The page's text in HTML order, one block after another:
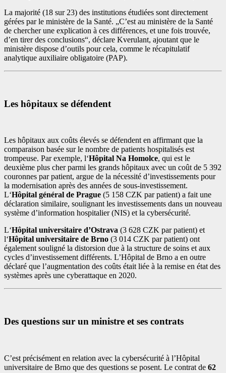
La majorité (18 sur 23) des institutions étudiées sont directement
gérées par le ministère de la Santé. „C’est au ministère de la Santé
de chercher une explication à ces différences, et une fois trouvée,
d’en tirer des conclusions“, déclare Kverulant, ajoutant que le
ministère dispose d’outils pour cela, comme le récapitulatif
analytique auxiliaire obligatoire (PAP).
Les hôpitaux se défendent
Les hôpitaux aux coûts élevés se défendent en affirmant que la
comparaison basée sur le nombre de patients hospitalisés est
trompeuse. Par exemple, l‘Hôpital Na Homolce, qui est le
deuxième plus cher parmi les grands hôpitaux avec un coût de 5 392
couronnes par patient, argue de la nécessité d’investissements pour
la modernisation après des années de sous-investissement.
L‘Hôpital général de Prague (5 158 CZK par patient) a fait une
déclaration similaire, soulignant les investissements dans un nouveau
système d’information hospitalier (NIS) et la cybersécurité.
L‘Hôpital universitaire d’Ostrava (3 628 CZK par patient) et
l‘Hôpital universitaire de Brno (3 014 CZK par patient) ont
également souligné la distorsion due à la structure de soins et aux
cycles d’investissement différents. L’Hôpital de Brno a en outre
déclaré que l’augmentation des coûts était liée à la remise en état des
systèmes après une cyberattaque en 2020.
Des questions sur un ministre et ses contrats
C’est précisément en relation avec la cybersécurité à l’Hôpital
universitaire de Brno que des questions se posent. Le contrat de 62